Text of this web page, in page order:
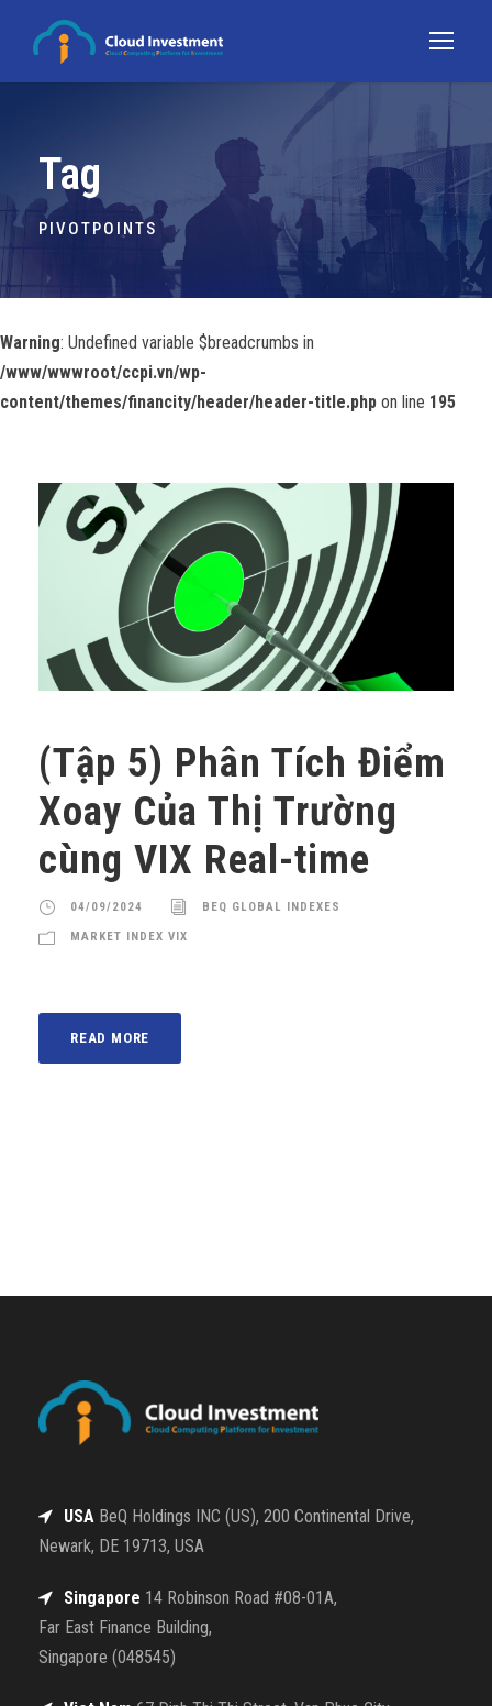
Tag
PIVOTPOINTS
Warning: Undefined variable $breadcrumbs in
/www/wwwroot/ccpi.vn/wp-
content/themes/financity/header/header-title.php on line 195
(Tập 5) Phân Tích Điểm
Xoay Của Thị Trường
cùng VIX Real-time
04/09/2024 BEQ GLOBAL INDEXES
MARKET INDEX VIX
READ MORE
USA BeQ Holdings INC (US), 200 Continental Drive,
Newark, DE 19713, USA
Singapore 14 Robinson Road #08-01A,
Far East Finance Building,
Singapore (048545)